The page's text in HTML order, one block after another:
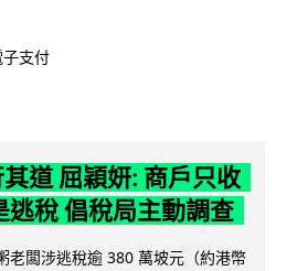
子支付
道 屈穎妍: 商戶只收
逃稅 倡稅局主動調查
老闆涉逃稅逾 380 萬坡元（約港幣